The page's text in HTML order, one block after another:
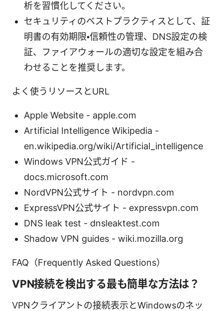
析を習慣化してください。
セキュリティのベストプラクティスとして、証
明書の有効期限・信頼性の管理、DNS設定の検
証、ファイアウォールの適切な設定を組み合
わせることを推奨します。
よく使うリソースとURL
Apple Website - apple.com
Artificial Intelligence Wikipedia -
en.wikipedia.org/wiki/Artificial_intelligence
Windows VPN公式ガイド -
docs.microsoft.com
NordVPN公式サイト - nordvpn.com
ExpressVPN公式サイト - expressvpn.com
DNS leak test - dnsleaktest.com
Shadow VPN guides - wiki.mozilla.org
FAQ（Frequently Asked Questions）
VPN接続を検出する最も簡単な方法は？
VPNクライアントの接続表示とWindowsのネッ